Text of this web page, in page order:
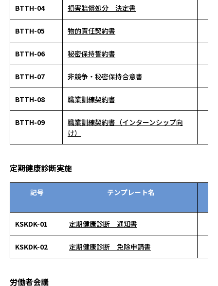
BTTH-04 損害賠償処分 決定書
BTTH-05 物的責任契約書
BTTH-06 秘密保持誓約書
BTTH-07 非競争・秘密保持合意書
BTTH-08 職業訓練契約書
BTTH-09
職業訓練契約書（インターンシップ向
け）
定期健康診断実施
記号 テンプレート名
KSKDK-01 定期健康診断 通知書
KSKDK-02 定期健康診断 免除申請書
労働者会議